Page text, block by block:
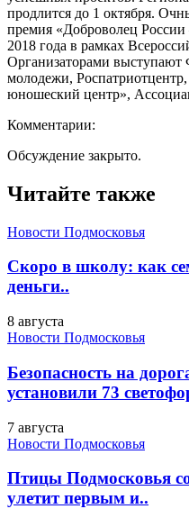
продлится до 1 октября.
премия «Доброволец России
2018 года в рамках
Организаторами выступают
молодежи,
юношеский центр»,
Комментарии:
Обсуждение закрыто.
Читайте также
Новости Подмосковья
Скоро в школу: как
деньги..
8 августа
Новости Подмосковья
Безопасность на
установили 73
7 августа
Новости Подмосковья
Птицы Подмосковья
улетит первым и..